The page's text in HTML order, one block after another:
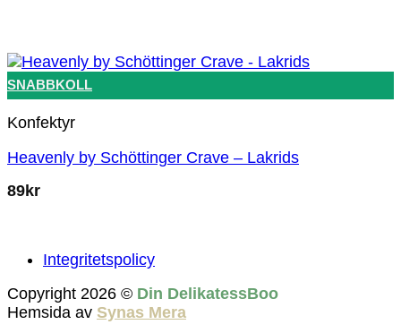
SNABBKOLL
Konfektyr
Heavenly by Schöttinger Crave – Lakrids
89kr
Integritetspolicy
Copyright 2026 © Din DelikatessBoo
Hemsida av Synas Mera